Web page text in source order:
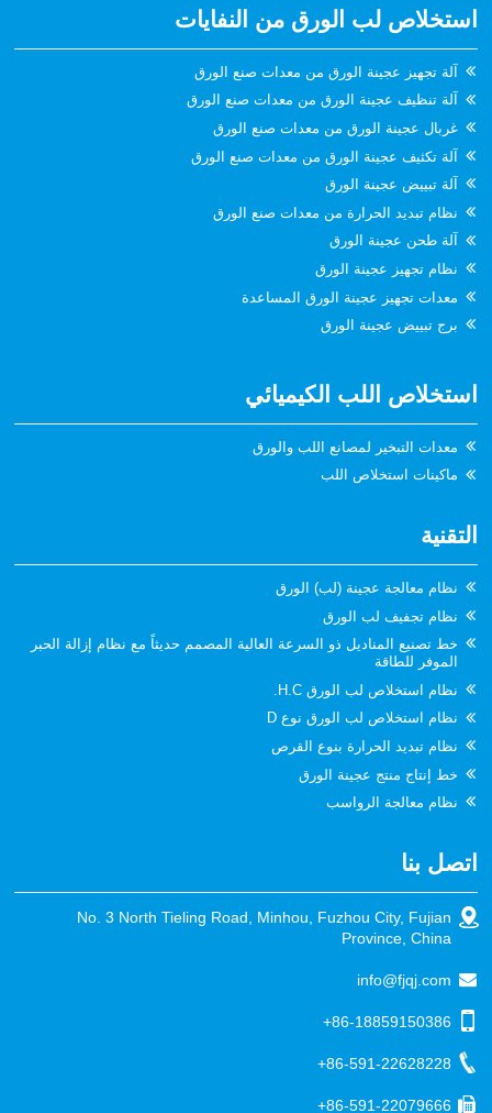
استخلاص لب الورق من النفايات
آلة تجهيز عجينة الورق من معدات صنع الورق
آلة تنظيف عجينة الورق من معدات صنع الورق
غربال عجينة الورق من معدات صنع الورق
آلة تكثيف عجينة الورق من معدات صنع الورق
آلة تبييض عجينة الورق
نظام تبديد الحرارة من معدات صنع الورق
آلة طحن عجينة الورق
نظام تجهيز عجينة الورق
معدات تجهيز عجينة الورق المساعدة
برج تبييض عجينة الورق
استخلاص اللب الكيميائي
معدات التبخير لمصانع اللب والورق
ماكينات استخلاص اللب
التقنية
نظام معالجة عجينة (لب) الورق
نظام تجفيف لب الورق
خط تصنيع المناديل ذو السرعة العالية المصمم حديثاً مع نظام إزالة الحبر
الموفر للطاقة
نظام استخلاص لب الورق H.C.
نظام استخلاص لب الورق نوع D
نظام تبديد الحرارة بنوع القرص
خط إنتاج منتج عجينة الورق
نظام معالجة الرواسب
اتصل بنا
No. 3 North Tieling Road, Minhou, Fuzhou City, Fujian
Province, China
info@fjqj.com
+86-18859150386
+86-591-22628228
+86-591-22079666